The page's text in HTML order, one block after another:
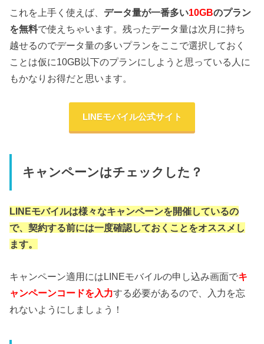
これを上手く使えば、 データ量が一番多い10GBのプラン
を無料で使えちゃいます。残ったデータ量は次月に持ち
越せるのでデータ量の多いプランをここで選択しておく
ことは仮に10GB以下のプランにしようと思っている人に
もかなりお得だと思います。
LINEモバイル公式サイト
キャンペーンはチェックした？
LINEモバイルは様々なキャンペーンを開催しているの
で、契約する前には一度確認しておくことをオススメし
ます。
キャンペーン適用にはLINEモバイルの申し込み画面でキ
ャンペーンコードを入力する必要があるので、入力を忘
れないようにしましょう！